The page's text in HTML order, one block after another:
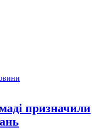
призначили